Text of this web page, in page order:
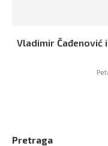
Vladimir
Pretraga